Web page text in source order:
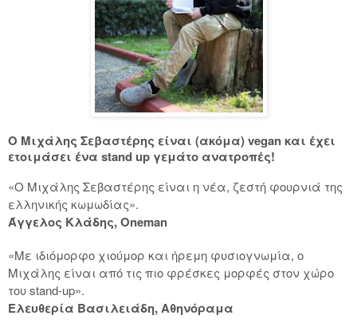
Ο Μιχάλης Σεβαστέρης είναι (ακόμα) vegan και έχει
ετοιμάσει ένα stand up γεμάτο ανατροπές!
«O Μιχάλης Σεβαστέρης είναι η νέα, ζεστή φουρνιά της
ελληνικής κωμωδίας».
Άγγελος Κλάδης, Oneman
«Με ιδιόμορφο χιούμορ και ήρεμη φυσιογνωμία, ο
Μιχάλης είναι από τις πιο φρέσκες μορφές στον χώρο
του stand-up».
Ελευθερία Βασιλειάδη, Αθηνόραμα